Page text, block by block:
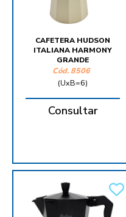
CAFETERA HUDSON
ITALIANA HARMONY
GRANDE
Cód. 8506
(UxB=6)
Consultar